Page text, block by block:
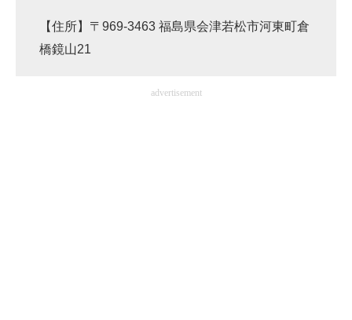
モノづくり技術者専門サイト
エレクトロニクス専門サイト
【住所】〒969-3463 福島県会津若松市河東町倉
橋鏡山21
advertisement